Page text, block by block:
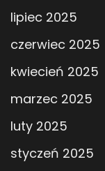
lipiec 2025
czerwiec 2025
kwiecień 2025
marzec 2025
luty 2025
styczeń 2025